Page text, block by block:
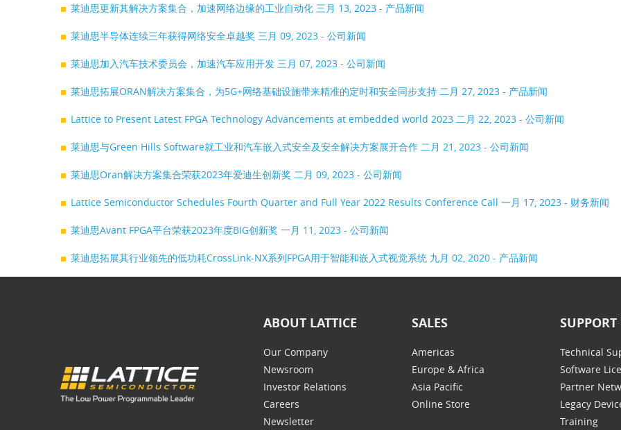
莱迪思更新其解决方案集合，加速网络边缘的工业自动化 三月 13, 2023 - 产品新闻
莱迪思半导体连续三年获得网络安全卓越奖 三月 09, 2023 - 公司新闻
莱迪思加入汽车技术委员会，加速汽车应用开发 三月 07, 2023 - 公司新闻
莱迪思拓展ORAN解决方案集合，为5G+网络基础设施带来精准的定时和安全同步支持 二月 27, 2023 - 产品新闻
Lattice to Present Latest FPGA Technology Advancements at embedded world 2023 二月 22, 2023 - 公司新闻
莱迪思与Green Hills Software就工业和汽车嵌入式安全及安全解决方案展开合作 二月 21, 2023 - 公司新闻
莱迪思Oran解决方案集合荣获2023年爱迪生创新奖 二月 09, 2023 - 公司新闻
Lattice Semiconductor Schedules Fourth Quarter and Full Year 2022 Results Conference Call 一月 17, 2023 - 财务新闻
莱迪思Avant FPGA平台荣获2023年度BIG创新奖 一月 11, 2023 - 公司新闻
莱迪思拓展其行业领先的低功耗CrossLink-NX系列FPGA用于智能和嵌入式视觉系统 九月 02, 2020 - 产品新闻
ABOUT LATTICE
Our Company
Newsroom
Investor Relations
Careers
Newsletter
SALES
Americas
Europe & Africa
Asia Pacific
Online Store
SUPPORT
Technical
Software
Partner
Legacy
Training